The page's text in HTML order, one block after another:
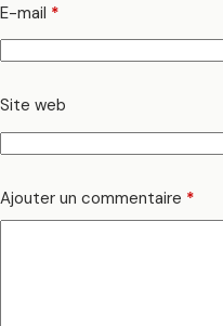
E-mail *
Site web
Ajouter un commentaire *